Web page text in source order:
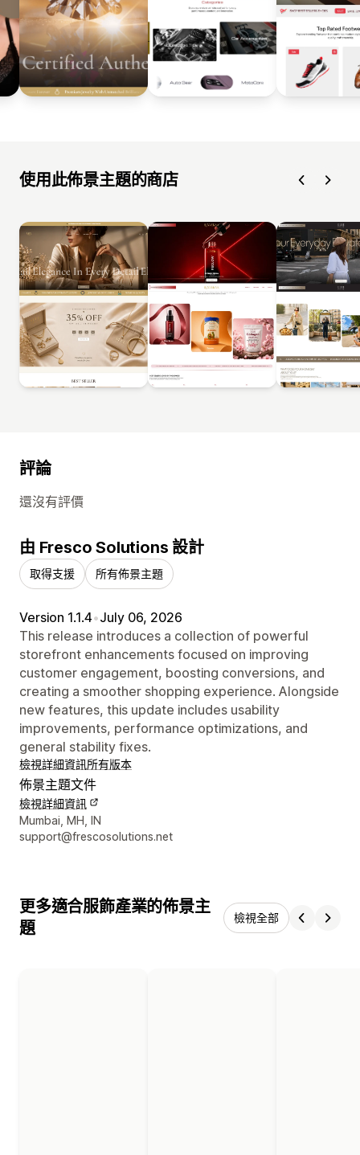
使用此佈景主題的商店
評論
還沒有評價
由 Fresco Solutions 設計
取得支援 所有佈景主題
Version 1.1.4•July 06, 2026
This release introduces a collection of powerful
storefront enhancements focused on improving
customer engagement, boosting conversions, and
creating a smoother shopping experience. Alongside
new features, this update includes usability
improvements, performance optimizations, and
general stability fixes.
檢視詳細資訊所有版本
佈景主題文件
檢視詳細資訊
設計者聯絡詳細資訊
Mumbai, MH, IN
support@frescosolutions.net
更多適合服飾產業的佈景主
題
檢視全部